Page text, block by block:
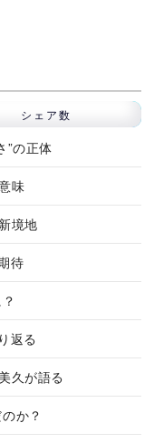
シェア数
”の正体
味
境地
待
返る
久が語る
のか？